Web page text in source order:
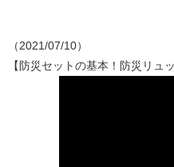
（2021/07/10）
【防災セットの基本！防災リュ